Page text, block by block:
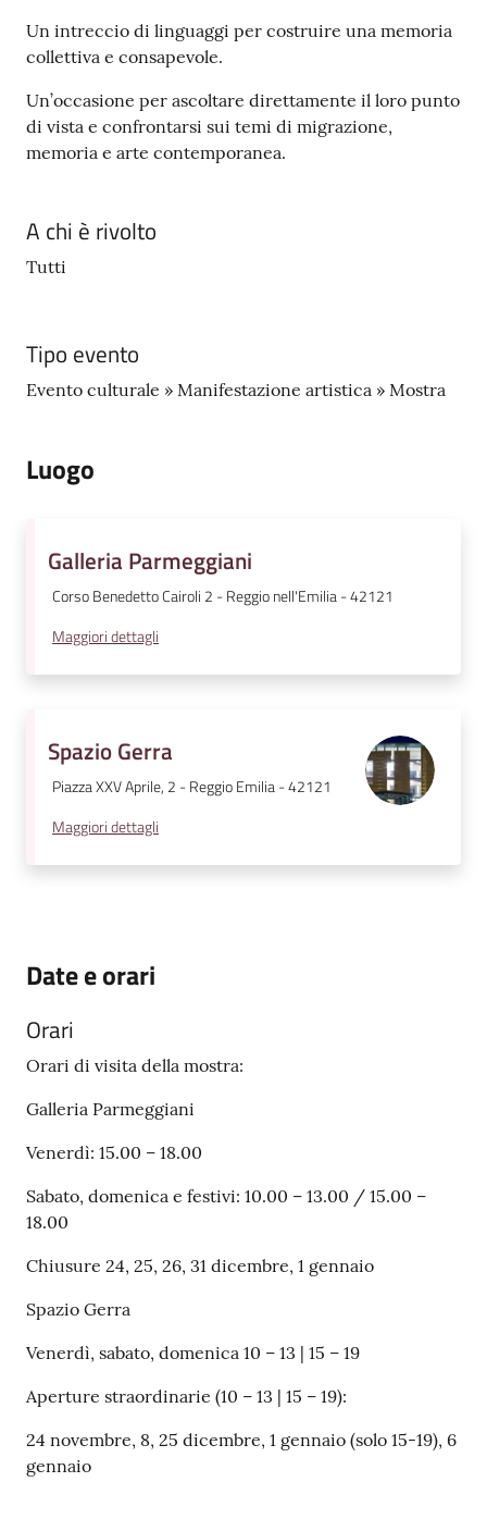
Un intreccio di linguaggi per costruire una memoria
collettiva e consapevole.
Un’occasione per ascoltare direttamente il loro punto
di vista e confrontarsi sui temi di migrazione,
memoria e arte contemporanea.
A chi è rivolto
Tutti
Tipo evento
Evento culturale » Manifestazione artistica » Mostra
Luogo
Galleria Parmeggiani
Corso Benedetto Cairoli 2 - Reggio nell'Emilia - 42121
Maggiori dettagli
Spazio Gerra
Piazza XXV Aprile, 2 - Reggio Emilia - 42121
Maggiori dettagli
Date e orari
Orari
Orari di visita della mostra:
Galleria Parmeggiani
Venerdì: 15.00 – 18.00
Sabato, domenica e festivi: 10.00 – 13.00 / 15.00 –
18.00
Chiusure 24, 25, 26, 31 dicembre, 1 gennaio
Spazio Gerra
Venerdì, sabato, domenica 10 – 13 | 15 – 19
Aperture straordinarie (10 – 13 | 15 – 19):
24 novembre, 8, 25 dicembre, 1 gennaio (solo 15-19), 6
gennaio